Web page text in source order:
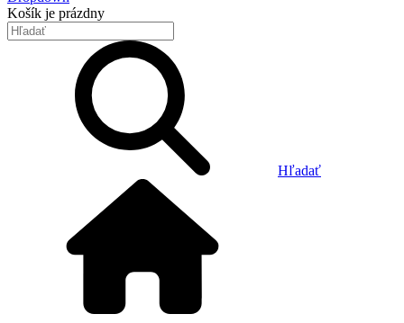
Košík je prázdny
Hľadať